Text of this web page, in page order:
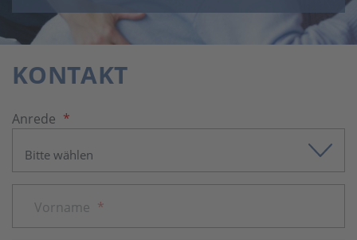
KONTAKT
Anrede *
Vorname *